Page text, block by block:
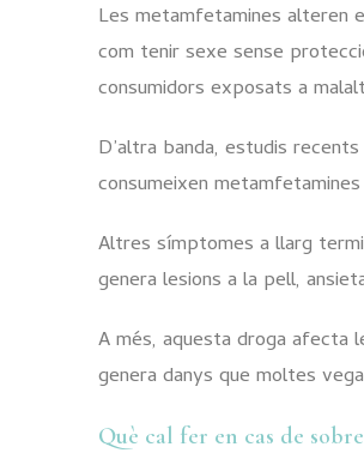
Les metamfetamines alteren
com tenir sexe sense
consumidors exposats a
D’altra banda, estudis
consumeixen
Altres símptomes a llarg
genera lesions a la pell,
A més, aquesta droga afecta
genera danys que moltes
Què cal fer en cas de